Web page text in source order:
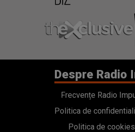
Despre Radio
Frecvențe Radio
Politica de
Politica de cookies